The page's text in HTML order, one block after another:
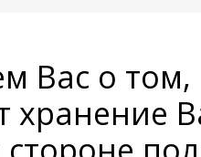
Вас о
хранение